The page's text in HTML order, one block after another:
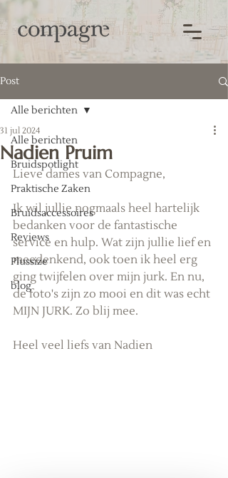
Post
Alle berichten
Bruidspotlight
Praktische Zaken
Bruidsaccessoires
Reviews
Plussize
blog
Alle berichten
Nadien Pruim
31 jul 2024
Lieve dames van Compagne,
Ik wil jullie nogmaals heel hartelijk
bedanken voor de fantastische
service en hulp. Wat zijn jullie lief en
meedenkend, ook toen ik heel erg
ging twijfelen over mijn jurk. En nu,
de foto's zijn zo mooi en dit was echt
MIJN JURK. Zo blij mee.
Heel veel liefs van Nadien